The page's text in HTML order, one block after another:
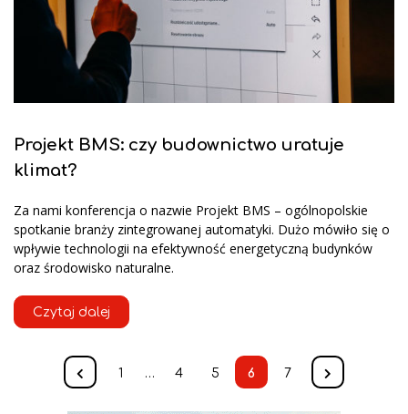
Projekt BMS: czy budownictwo uratuje
klimat?
Za nami konferencja o nazwie Projekt BMS – ogólnopolskie
spotkanie branży zintegrowanej automatyki. Dużo mówiło się o
wpływie technologii na efektywność energetyczną budynków
oraz środowisko naturalne.
Czytaj dalej
1 … 4 5 6 7